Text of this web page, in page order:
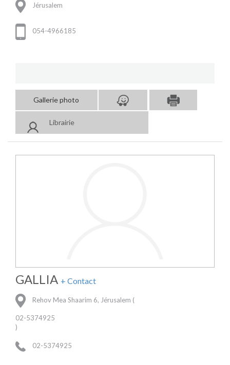
Jérusalem
054-4966185
Gallerie photo
Librairie
GALLIA + Contact
Rehov Mea Shaarim 6, Jérusalem (
02-5374925
)
02-5374925